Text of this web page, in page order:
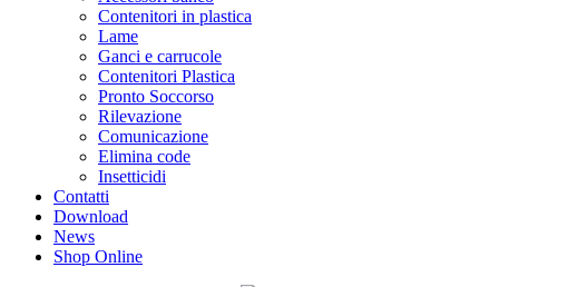
Contenitori in plastica
Lame
Ganci e carrucole
Contenitori Plastica
Pronto Soccorso
Rilevazione
Comunicazione
Elimina code
Insetticidi
Contatti
Download
News
Shop Online